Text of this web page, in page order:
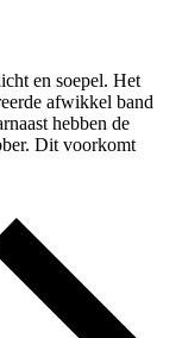
en soepel. Het
afwikkel band
hebben de
Dit voorkomt